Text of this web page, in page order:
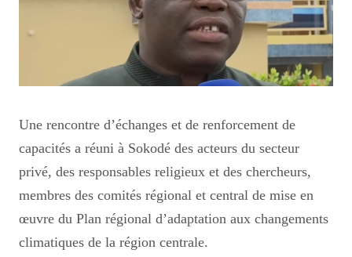
Une rencontre d’échanges et de renforcement de
capacités a réuni à Sokodé des acteurs du secteur
privé, des responsables religieux et des chercheurs,
membres des comités régional et central de mise en
œuvre du Plan régional d’adaptation aux changements
climatiques de la région centrale.